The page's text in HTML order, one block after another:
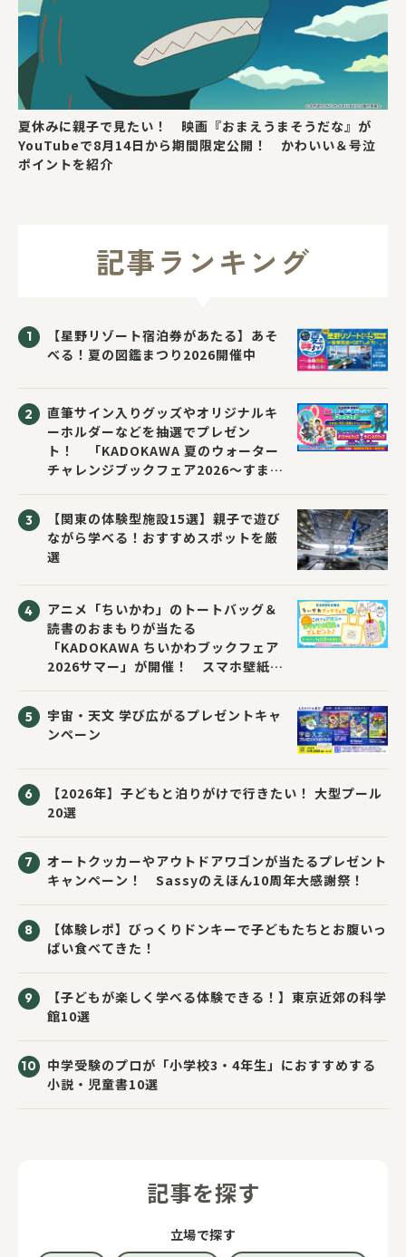
夏休みに親子で見たい！ 映画『おまえうまそうだな』が
YouTubeで8月14日から期間限定公開！ かわいい＆号泣
ポイントを紹介
記事ランキング
【星野リゾート宿泊券があたる】あそ
べる！夏の図鑑まつり2026開催中
直筆サイン入りグッズやオリジナルキ
ーホルダーなどを抽選でプレゼン
ト！ 「KADOKAWA 夏のウォーター
チャレンジブックフェア2026～すまな
【関東の体験型施設15選】親子で遊び
ながら学べる！おすすめスポットを厳
選
アニメ「ちいかわ」のトートバッグ＆
読書のおまもりが当たる
「KADOKAWA ちいかわブックフェア
2026サマー」が開催！ スマホ壁紙は
宇宙・天文 学び広がるプレゼントキャ
ンペーン
【2026年】子どもと泊りがけで行きたい！ 大型プール
20選
オートクッカーやアウトドアワゴンが当たるプレゼント
キャンペーン！ Sassyのえほん10周年大感謝祭！
【体験レポ】びっくりドンキーで子どもたちとお腹いっ
ぱい食べてきた！
【子どもが楽しく学べる体験できる！】東京近郊の科学
館10選
中学受験のプロが「小学校3・4年生」におすすめする
小説・児童書10選
記事を探す
立場で探す